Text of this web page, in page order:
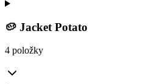
🥔 Jacket Potato
4 položky